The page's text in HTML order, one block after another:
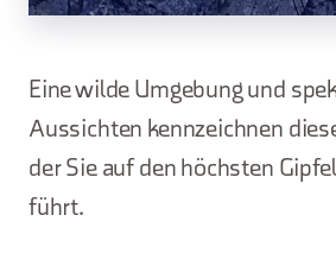
Eine wilde Umgebung und
Aussichten kennzeichnen
der Sie auf den höchsten
führt.